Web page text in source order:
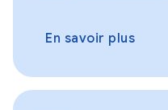
En savoir plus